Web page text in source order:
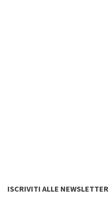
ISCRIVITI ALLE NEWSLETTER